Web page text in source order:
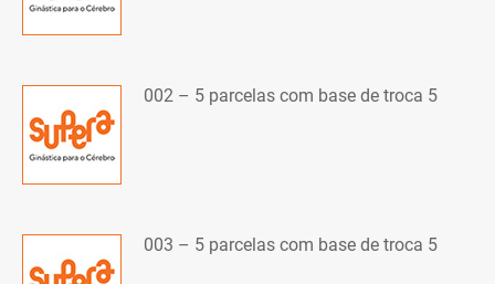
002 – 5 parcelas com base de troca 5
003 – 5 parcelas com base de troca 5